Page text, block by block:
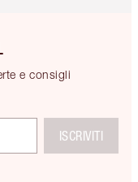
e consigli
ISCRIVITI